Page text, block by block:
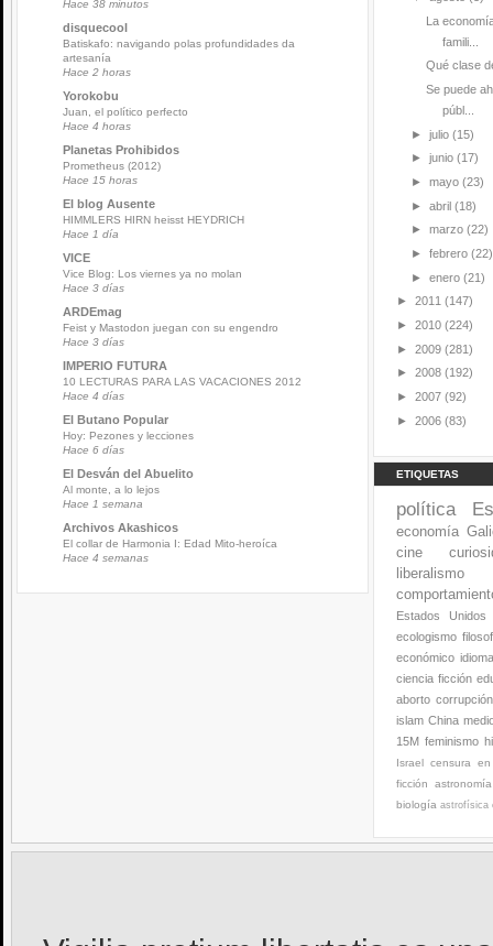
Hace 38 minutos
disquecool
Batiskafo: navigando polas profundidades da
artesanía
Hace 2 horas
Yorokobu
Juan, el político perfecto
Hace 4 horas
Planetas Prohibidos
Prometheus (2012)
Hace 15 horas
El blog Ausente
HIMMLERS HIRN heisst HEYDRICH
Hace 1 día
VICE
Vice Blog: Los viernes ya no molan
Hace 3 días
ARDEmag
Feist y Mastodon juegan con su engendro
Hace 3 días
IMPERIO FUTURA
10 LECTURAS PARA LAS VACACIONES 2012
Hace 4 días
El Butano Popular
Hoy: Pezones y lecciones
Hace 6 días
El Desván del Abuelito
Al monte, a lo lejos
Hace 1 semana
Archivos Akashicos
El collar de Harmonia I: Edad Mito-heroíca
Hace 4 semanas
La
famili...
Qué clase
Se puede
públ...
► julio (15)
► junio (17)
► mayo (23)
► abril (18)
► marzo (22)
► febrero (22)
► enero (21)
► 2011 (147)
► 2010 (224)
► 2009 (281)
► 2008 (192)
► 2007 (92)
► 2006 (83)
ETIQUETAS
política
economía
cine
liberalismo
Estados Unidos
ecologismo
económico idioma
ciencia ficción
aborto corrupción
islam China
15M feminismo
Israel
censura
ficción
astronomía
biología astrofísica